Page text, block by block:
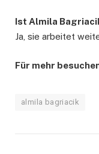
Ist Almila
Ja, sie arbeitet
Für mehr
almila bagriacik